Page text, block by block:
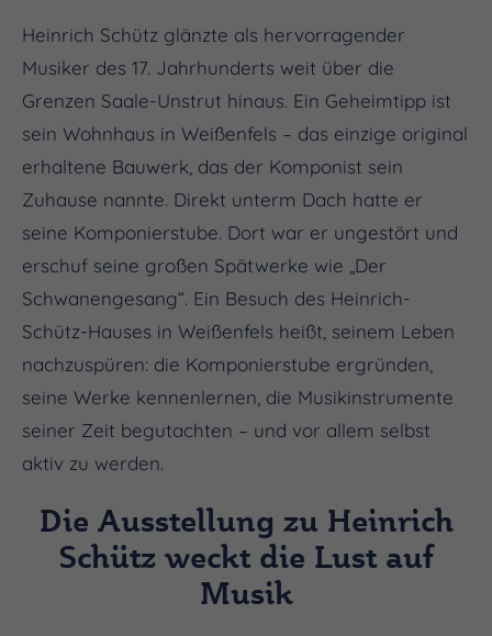
Heinrich Schütz glänzte als hervorragender
Musiker des 17. Jahrhunderts weit über die
Grenzen Saale-Unstrut hinaus. Ein Geheimtipp ist
sein Wohnhaus in Weißenfels – das einzige original
erhaltene Bauwerk, das der Komponist sein
Zuhause nannte. Direkt unterm Dach hatte er
seine Komponierstube. Dort war er ungestört und
erschuf seine großen Spätwerke wie „Der
Schwanengesang“. Ein Besuch des Heinrich-
Schütz-Hauses in Weißenfels heißt, seinem Leben
nachzuspüren: die Komponierstube ergründen,
seine Werke kennenlernen, die Musikinstrumente
seiner Zeit begutachten – und vor allem selbst
aktiv zu werden.
Die Ausstellung zu Heinrich
Schütz weckt die Lust auf
Musik